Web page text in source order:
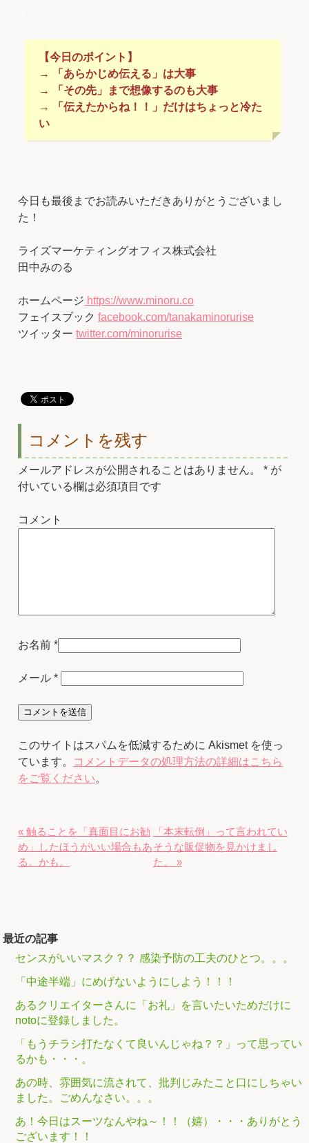
【今日のポイント】
→ 「あらかじめ伝える」は大事
→ 「その先」まで想像するのも大事
→ 「伝えたからね！！」だけはちょっと冷た
い
今日も最後までお読みいただきありがとうございまし
た！
ライズマーケティングオフィス株式会社
田中みのる
ホームページ https://www.minoru.co
フェイスブックfacebook.com/tanakaminorurise
ツイッターtwitter.com/minorurise
コメントを残す
メールアドレスが公開されることはありません。 * が
付いている欄は必須項目です
コメント
お名前 *
メール*
このサイトはスパムを低減するために Akismet を使っ
ています。
コメントデータの処理方法の詳細はこちら
をご覧ください。
« 触ることを「真面目にお勧
め」したほうがいい場合もあ
る。かも。
「本末転倒」って言われてい
そうな販促物を見かけまし
た。 »
最近の記事
センスがいいマスク？？ 感染予防の工夫のひとつ。。。
「中途半端」にめげないようにしよう！！！
あるクリエイターさんに「お礼」を言いたいためだけに
notoに登録しました。
「もうチラシ打たなくて良いんじゃね？？」って思ってい
るかも・・・。
あの時、雰囲気に流されて、批判じみたこと口にしちゃい
ました。ごめんなさい。。。
あ！今日はスーツなんやね～！！（嬉）・・・ありがとう
ございます！！